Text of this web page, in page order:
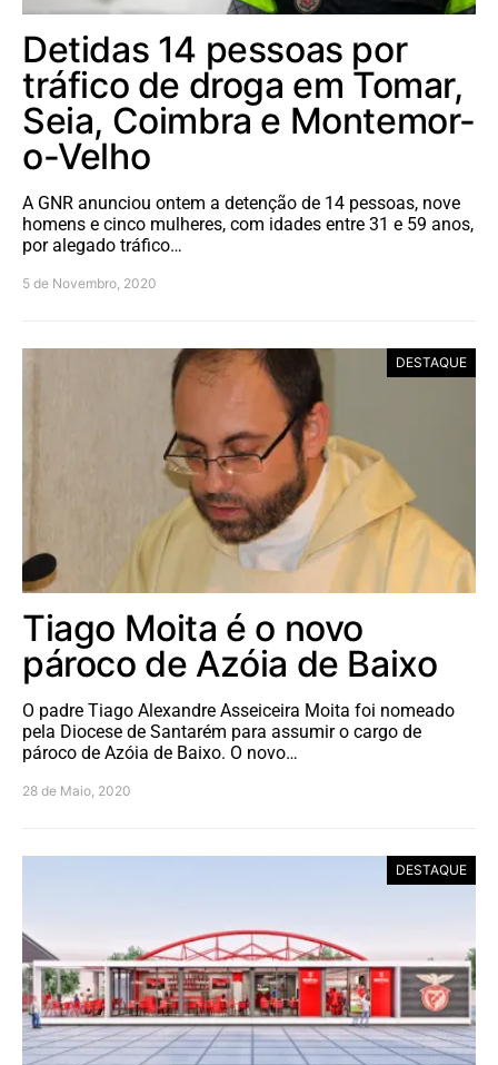
Detidas 14 pessoas por
tráfico de droga em Tomar,
Seia, Coimbra e Montemor-
o-Velho
A GNR anunciou ontem a detenção de 14 pessoas, nove
homens e cinco mulheres, com idades entre 31 e 59 anos,
por alegado tráfico…
5 de Novembro, 2020
DESTAQUE
Tiago Moita é o novo
pároco de Azóia de Baixo
O padre Tiago Alexandre Asseiceira Moita foi nomeado
pela Diocese de Santarém para assumir o cargo de
pároco de Azóia de Baixo. O novo…
28 de Maio, 2020
DESTAQUE